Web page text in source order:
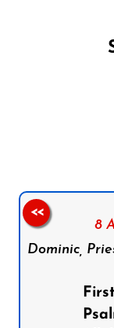
8
Dominic,
<<